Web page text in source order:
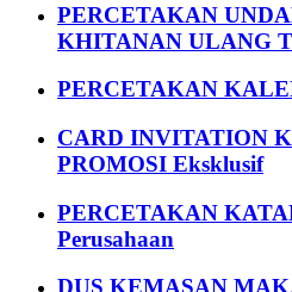
PERCETAKAN
KHITANAN ULANG
PERCETAKAN
CARD INVITATION
PROMOSI Eksklusif
PERCETAKAN
Perusahaan